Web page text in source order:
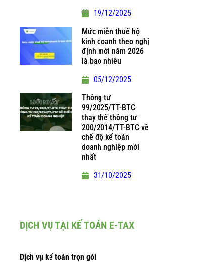
19/12/2025
Mức miễn thuế hộ
kinh doanh theo nghị
định mới năm 2026
là bao nhiêu
05/12/2025
Thông tư
99/2025/TT-BTC
thay thế thông tư
200/2014/TT-BTC về
chế độ kế toán
doanh nghiệp mới
nhất
31/10/2025
DỊCH VỤ TẠI KẾ TOÁN E-TAX
Dịch vụ kế toán trọn gói